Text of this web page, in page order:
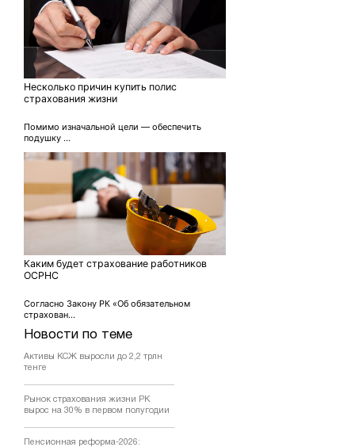
Новости по теме
Активы КСЖ выросли до 2,2 трлн
тенге
Рынок страхования жизни РК
вырос на 30% в первом полугодии
Пенсионная реформа-2026:
Несколько причин купить полис
страхования жизни
Помимо изначальной цели — обеспечить
подушку ...
Каким будет страхование работников
ОСРНС
Согласно Закону РК «Об обязательном
страхован...